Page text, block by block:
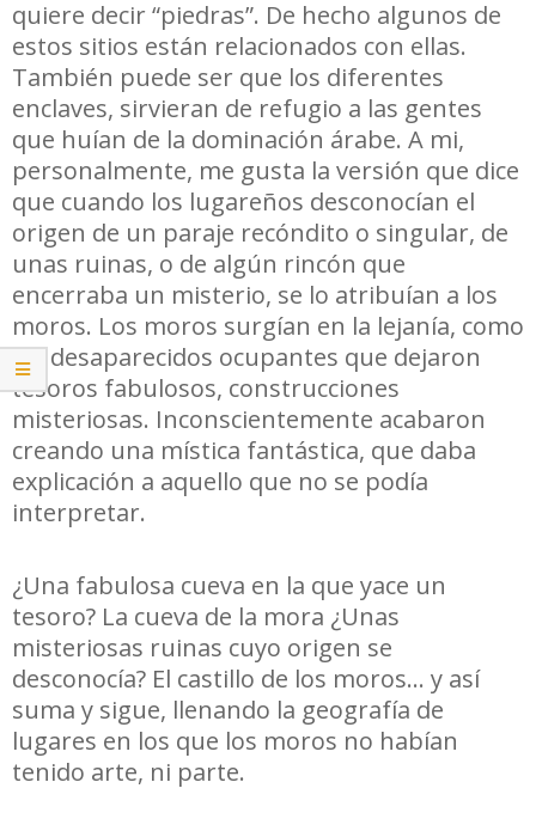
quiere decir “piedras”. De hecho algunos de
estos sitios están relacionados con ellas.
También puede ser que los diferentes
enclaves, sirvieran de refugio a las gentes
que huían de la dominación árabe. A mi,
personalmente, me gusta la versión que dice
que cuando los lugareños desconocían el
origen de un paraje recóndito o singular, de
unas ruinas, o de algún rincón que
encerraba un misterio, se lo atribuían a los
moros. Los moros surgían en la lejanía, como
los desaparecidos ocupantes que dejaron
tesoros fabulosos, construcciones
misteriosas. Inconscientemente acabaron
creando una mística fantástica, que daba
explicación a aquello que no se podía
interpretar.
¿Una fabulosa cueva en la que yace un
tesoro? La cueva de la mora ¿Unas
misteriosas ruinas cuyo origen se
desconocía? El castillo de los moros… y así
suma y sigue, llenando la geografía de
lugares en los que los moros no habían
tenido arte, ni parte.